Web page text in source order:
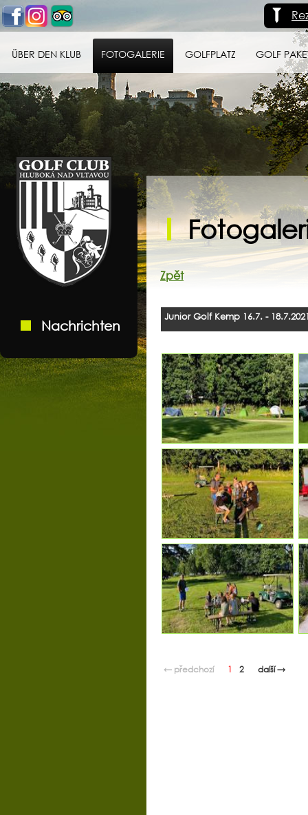
ÜBER DEN KLUB FOTOGALERIE GOLFPLATZ GOLF
Golf klub Hluboká
nad Vltavou
Nachrichten
Zpět
Junior Golf Kemp 16.7. -
← předchozí 1 2 další →